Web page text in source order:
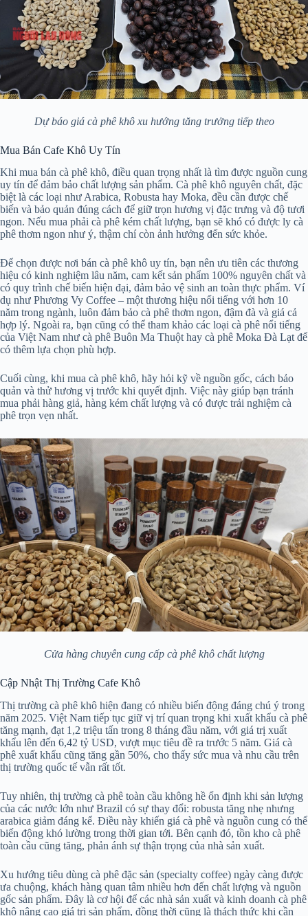
Dự báo giá cà phê khô xu hướng tăng trưởng tiếp theo
Mua Bán Cafe Khô Uy Tín
Khi mua bán cà phê khô, điều quan trọng nhất là tìm được nguồn cung
uy tín để đảm bảo chất lượng sản phẩm. Cà phê khô nguyên chất, đặc
biệt là các loại như Arabica, Robusta hay Moka, đều cần được chế
biến và bảo quản đúng cách để giữ trọn hương vị đặc trưng và độ tươi
ngon. Nếu mua phải cà phê kém chất lượng, bạn sẽ khó có được ly cà
phê thơm ngon như ý, thậm chí còn ảnh hưởng đến sức khỏe.
Để chọn được nơi bán cà phê khô uy tín, bạn nên ưu tiên các thương
hiệu có kinh nghiệm lâu năm, cam kết sản phẩm 100% nguyên chất và
có quy trình chế biến hiện đại, đảm bảo vệ sinh an toàn thực phẩm. Ví
dụ như Phương Vy Coffee – một thương hiệu nổi tiếng với hơn 10
năm trong ngành, luôn đảm bảo cà phê thơm ngon, đậm đà và giá cả
hợp lý. Ngoài ra, bạn cũng có thể tham khảo các loại cà phê nổi tiếng
của Việt Nam như cà phê Buôn Ma Thuột hay cà phê Moka Đà Lạt để
có thêm lựa chọn phù hợp.
Cuối cùng, khi mua cà phê khô, hãy hỏi kỹ về nguồn gốc, cách bảo
quản và thử hương vị trước khi quyết định. Việc này giúp bạn tránh
mua phải hàng giả, hàng kém chất lượng và có được trải nghiệm cà
phê trọn vẹn nhất.
Cửa hàng chuyên cung cấp cà phê khô chất lượng
Cập Nhật Thị Trường Cafe Khô
Thị trường cà phê khô hiện đang có nhiều biến động đáng chú ý trong
năm 2025. Việt Nam tiếp tục giữ vị trí quan trọng khi xuất khẩu cà phê
tăng mạnh, đạt 1,2 triệu tấn trong 8 tháng đầu năm, với giá trị xuất
khẩu lên đến 6,42 tỷ USD, vượt mục tiêu đề ra trước 5 năm. Giá cà
phê xuất khẩu cũng tăng gần 50%, cho thấy sức mua và nhu cầu trên
thị trường quốc tế vẫn rất tốt.
Tuy nhiên, thị trường cà phê toàn cầu không hề ổn định khi sản lượng
của các nước lớn như Brazil có sự thay đổi: robusta tăng nhẹ nhưng
arabica giảm đáng kể. Điều này khiến giá cà phê và nguồn cung có thể
biến động khó lường trong thời gian tới. Bên cạnh đó, tồn kho cà phê
toàn cầu cũng tăng, phản ánh sự thận trọng của nhà sản xuất.
Xu hướng tiêu dùng cà phê đặc sản (specialty coffee) ngày càng được
ưa chuộng, khách hàng quan tâm nhiều hơn đến chất lượng và nguồn
gốc sản phẩm. Đây là cơ hội để các nhà sản xuất và kinh doanh cà phê
khô nâng cao giá trị sản phẩm, đồng thời cũng là thách thức khi cần